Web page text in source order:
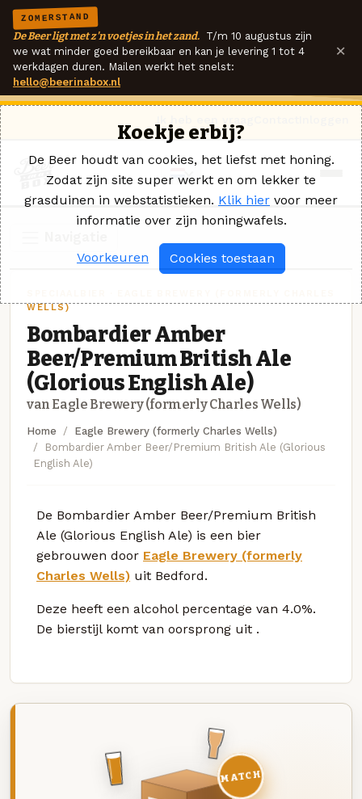
ZOMERSTAND
De Beer ligt met z'n voetjes in het zand. T/m 10 augustus zijn
we wat minder goed bereikbaar en kan je levering 1 tot 4
werkdagen duren. Mailen werkt het snelst:
hello@beerinabox.nl
×
WELLS)
Bombardier Amber
Beer/Premium British Ale
(Glorious English Ale)
van Eagle Brewery (formerly Charles Wells)
Home
Eagle Brewery (formerly Charles Wells)
Bombardier Amber Beer/Premium British Ale (Glorious
English Ale)
De Bombardier Amber Beer/Premium British
Ale (Glorious English Ale) is een bier
gebrouwen door Eagle Brewery (formerly
Charles Wells) uit Bedford.
Deze heeft een alcohol percentage van 4.0%.
De bierstijl komt van oorsprong uit .
MATCH
Koekje erbij?
De Beer houdt van cookies, het liefst met honing.
Zodat zijn site super werkt en om lekker te
grasduinen in webstatistieken. Klik hier voor meer
informatie over zijn honingwafels.
Voorkeuren Cookies toestaan